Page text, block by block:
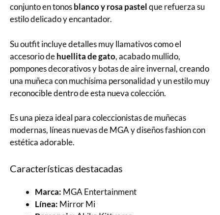
conjunto en tonosblanco y rosa pastelque refuerza su
estilo delicado y encantador.
Su outfit incluye detalles muy llamativos como el
accesorio dehuellita de gato, acabado mullido,
pompones decorativos y botas de aire invernal, creando
una muñeca con muchísima personalidad y un estilo muy
reconocible dentro de esta nueva colección.
Es una pieza ideal para coleccionistas de muñecas
modernas, líneas nuevas de MGA y diseños fashion con
estética adorable.
Características destacadas
Marca: MGA Entertainment
Línea: Mirror Mi